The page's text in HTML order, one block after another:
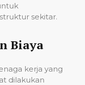
sekitar.
Biaya
kerja yang
dilakukan